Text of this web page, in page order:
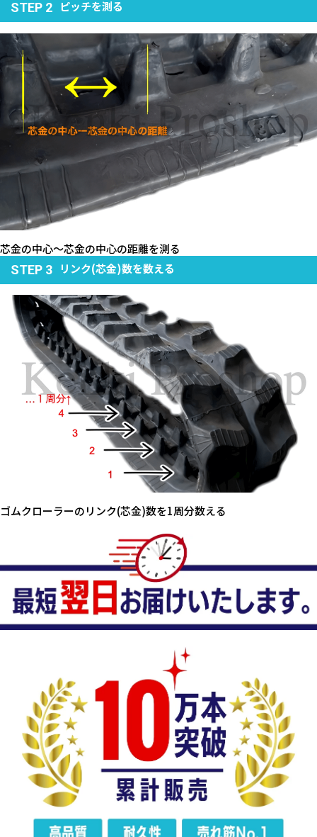
STEP 2 ピッチを測る
芯金の中心～芯金の中心の距離を測る
STEP 3
リンク(芯金)数を数える
ゴムクローラーのリンク(芯金)数を1周分数える